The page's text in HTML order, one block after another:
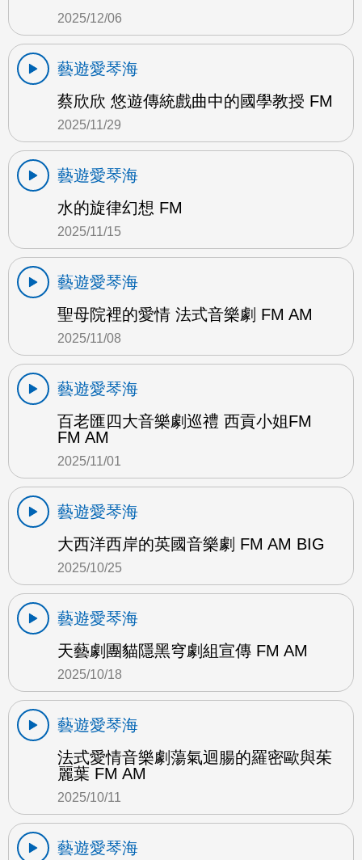
2025/12/06
藝遊愛琴海
蔡欣欣 悠遊傳統戲曲中的國學教授 FM
2025/11/29
藝遊愛琴海
水的旋律幻想 FM
2025/11/15
藝遊愛琴海
聖母院裡的愛情 法式音樂劇 FM AM
2025/11/08
藝遊愛琴海
百老匯四大音樂劇巡禮 西貢小姐FM
FM AM
2025/11/01
藝遊愛琴海
大西洋西岸的英國音樂劇 FM AM BIG
2025/10/25
藝遊愛琴海
天藝劇團貓隱黑穹劇組宣傳 FM AM
2025/10/18
藝遊愛琴海
法式愛情音樂劇蕩氣迴腸的羅密歐與茱
麗葉 FM AM
2025/10/11
藝遊愛琴海